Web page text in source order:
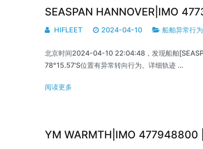
SEASPAN HANNOVER|IMO
HIFLEET 2024-04-10 船舶异常行为
北京时间2024-04-10 22:04:48，发现船舶
78°15.57'S位置有异常转向行为。详细轨迹 …
阅读更多
YM WARMTH|IMO 477948800